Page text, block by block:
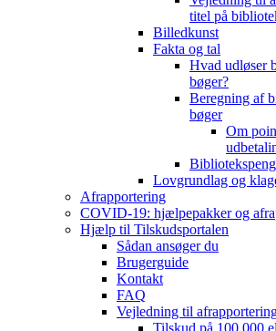
titel på
Billedkunst
Fakta og tal
Hvad udløser
bøger?
Beregning af
bøger
Om
Lovgrundlag og
Afrapportering
COVID-19: hjælpepakker og
Hjælp til Tilskudsportalen
Sådan ansøger du
Brugerguide
Kontakt
FAQ
Vejledning til
Tilskud på 100.000